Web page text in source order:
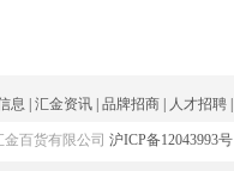
息 汇金资讯 品牌招商 人才招聘
百货有限公司 沪ICP备12043993号